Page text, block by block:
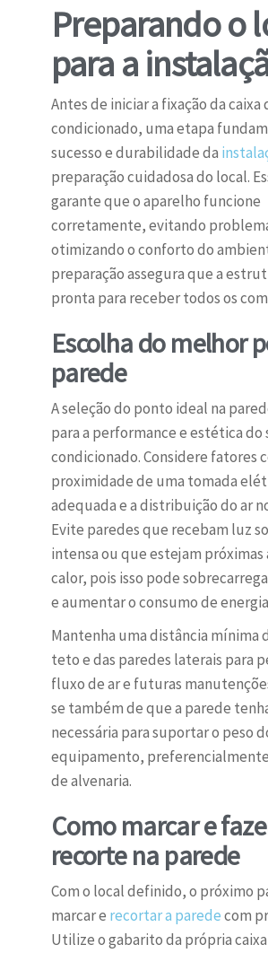
Preparando o
para a
Antes de iniciar a fixação da caixa
condicionado, uma etapa
sucesso e durabilidade da
preparação cuidadosa do local.
garante que o aparelho funcione
corretamente, evitando
otimizando o conforto do
preparação assegura que a
pronta para receber todos os
Escolha do melhor
parede
A seleção do ponto ideal na
para a performance e estética do
condicionado. Considere fatores
proximidade de uma tomada
adequada e a distribuição do ar
Evite paredes que recebam luz
intensa ou que estejam próximas
calor, pois isso pode
e aumentar o consumo de
Mantenha uma distância mínima
teto e das paredes laterais para
fluxo de ar e futuras
se também de que a parede
necessária para suportar o peso
equipamento,
de alvenaria.
Como marcar e
recorte na parede
Com o local definido, o próximo
marcar e recortar a paredecom
Utilize o gabarito da própria